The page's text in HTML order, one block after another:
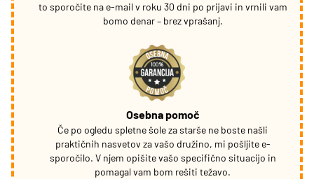
to sporočite na e-mail v roku 30 dni po prijavi in vrnili vam
bomo denar – brez vprašanj.
Osebna pomoč
Če po ogledu spletne šole za starše ne boste našli
praktičnih nasvetov za vašo družino, mi pošljite e-
sporočilo. V njem opišite vašo specifično situacijo in
pomagal vam bom rešiti težavo.